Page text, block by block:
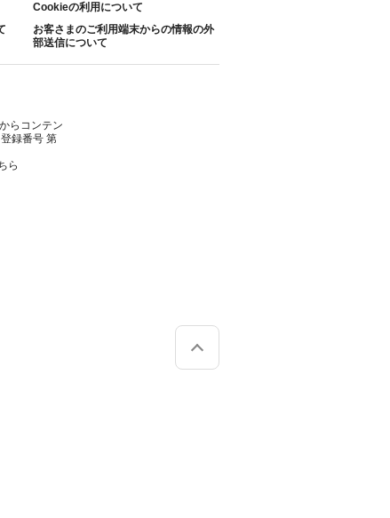
Cookieの利用について
お客さまのご利用端末からの情報の外
部送信について
らコンテン
録番号 第
ら